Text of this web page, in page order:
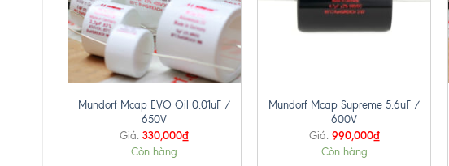
+
Mundorf Mcap EVO Oil 0.01uF /
650V
Giá: 330,000₫
Còn hàng
Mundorf Mcap Supreme 5.6uF /
600V
Giá: 990,000₫
Còn hàng